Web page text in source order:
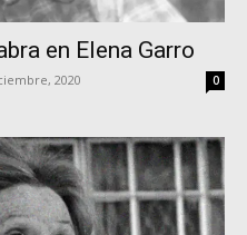
en Elena Garro
2020 0